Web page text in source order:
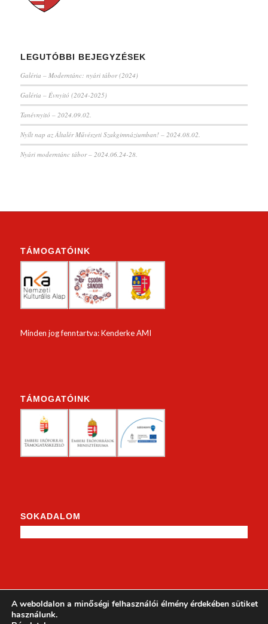
LEGUTÓBBI BEJEGYZÉSEK
Galéria – Moderntánc: nyári tábor (2024)
Galéria – Évnyitó (2024-2025)
Tanévnyitó – 2024.09.02.
Nyílt nap az Általér Művészeti Szakgimnáziumban! – 2024.08.02.
Nyári moderntánc tábor – 2024.06.24-28.
TÁMOGATÓINK
Minden jog fenntartva: Kenderke AMI
TÁMOGATÓINK
SOKADALOM
A weboldalon a minőségi felhasználói élmény érdekében sütiket
használunk.